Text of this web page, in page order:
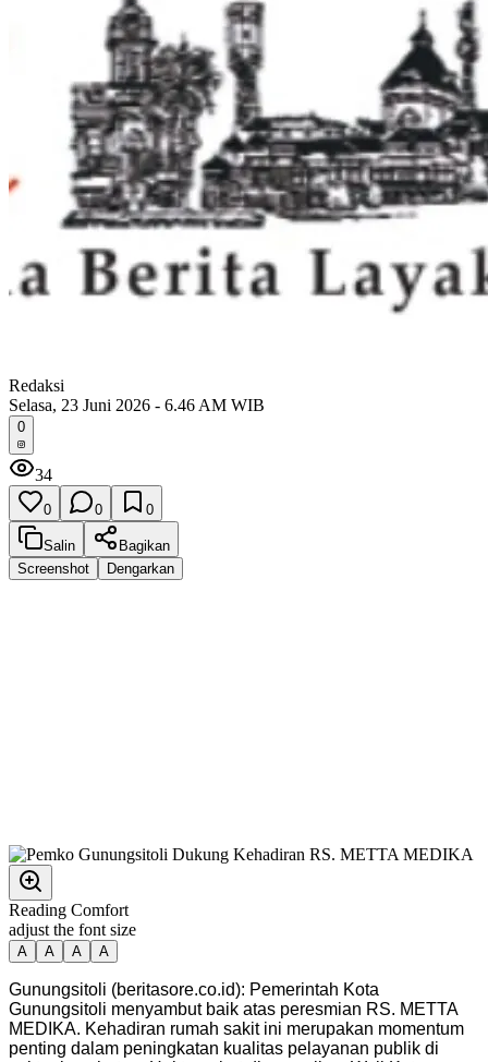
Redaksi
Selasa, 23 Juni 2026 - 6.46 AM WIB
0
34
0 0 0
Salin
Bagikan
Screenshot
Dengarkan
Reading Comfort
adjust the font size
A A A A
Gunungsitoli (beritasore.co.id): Pemerintah Kota
Gunungsitoli menyambut baik atas peresmian RS. METTA
MEDIKA. Kehadiran rumah sakit ini merupakan momentum
penting dalam peningkatan kualitas pelayanan publik di